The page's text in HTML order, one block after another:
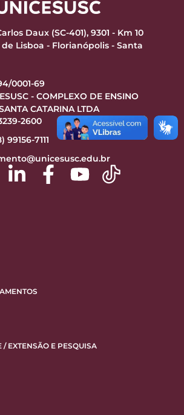
Daux (SC-401), 9301 - Km 10
Lisboa - Florianópolis - Santa
0001-69
- COMPLEXO DE ENSINO
CATARINA LTDA
2600
7111
EXTENSÃO E PESQUISA